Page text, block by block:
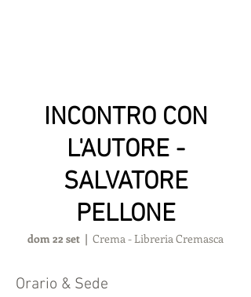
INCONTRO CON
L'AUTORE -
SALVATORE
PELLONE
dom 22 set
  |
Crema - Libreria Cremasca
Orario & Sede